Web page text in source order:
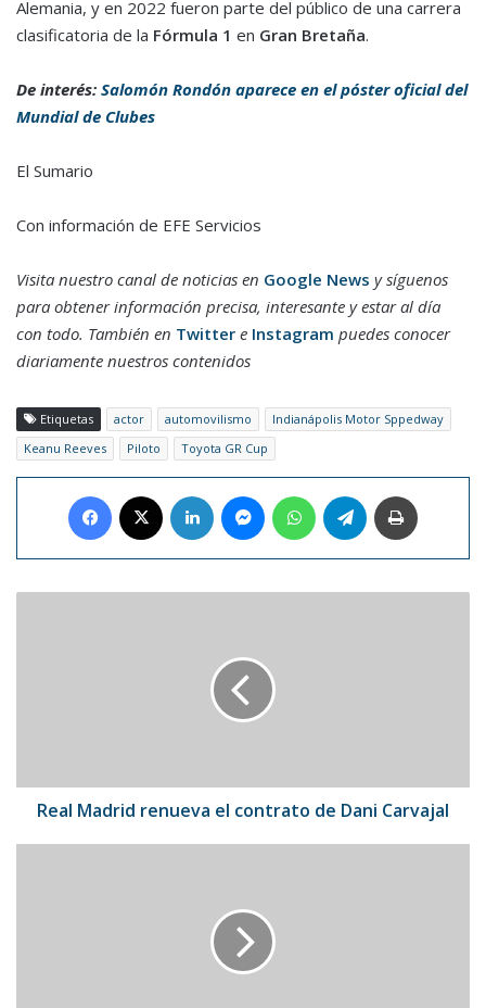
Alemania, y en 2022 fueron parte del público de una carrera
clasificatoria de la Fórmula 1 en Gran Bretaña.
De interés: Salomón Rondón aparece en el póster oficial del
Mundial de Clubes
El Sumario
Con información de EFE Servicios
Visita nuestro canal de noticias en Google News y síguenos
para obtener información precisa, interesante y estar al día
con todo. También en Twitter e Instagram puedes conocer
diariamente nuestros contenidos
Etiquetas actor automovilismo
Indianápolis Motor Sppedway
Keanu Reeves
Piloto Toyota GR Cup
Facebook LinkedIn MessengerWhatsAppTelegram
Real Madrid renueva el contrato de Dani Carvajal